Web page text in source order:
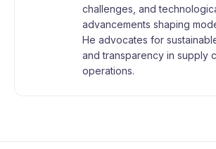
challenges, and
advancements shaping
He advocates for
and transparency in supply
operations.